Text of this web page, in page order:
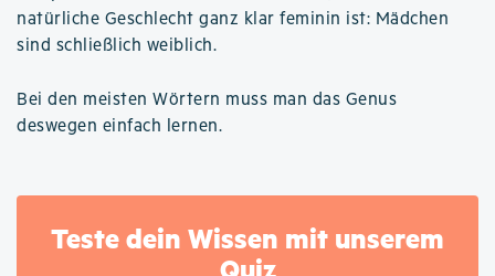
natürliche Geschlecht ganz klar feminin ist: Mädchen
sind schließlich weiblich.
Bei den meisten Wörtern muss man das Genus
deswegen einfach lernen.
Teste dein Wissen mit unserem
Quiz